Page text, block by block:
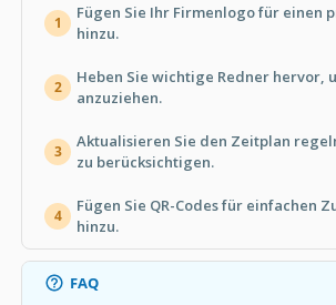
1
Fügen Sie Ihr Firmenlogo für einen
hinzu.
2
Heben Sie wichtige Redner hervor,
anzuziehen.
3
Aktualisieren Sie den Zeitplan
zu berücksichtigen.
4
Fügen Sie QR-Codes für einfachen
hinzu.
FAQ